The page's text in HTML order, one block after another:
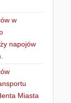
w
napojów
Miasta